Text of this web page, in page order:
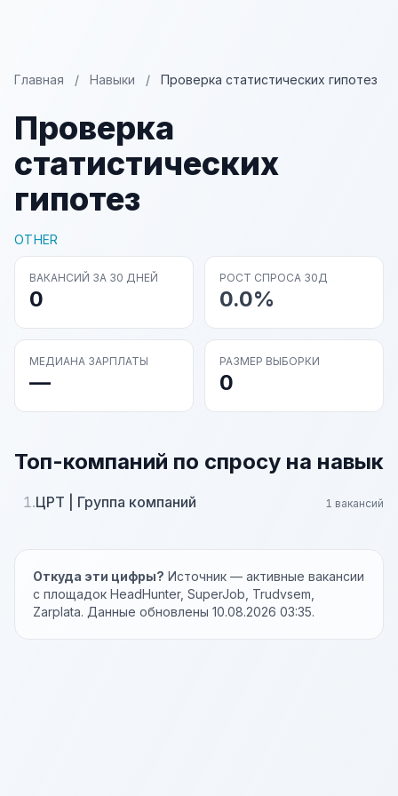
Главная / Навыки / Проверка статистических гипотез
Проверка
статистических
гипотез
OTHER
ВАКАНСИЙ ЗА 30 ДНЕЙ
0
РОСТ СПРОСА 30Д
0.0%
МЕДИАНА ЗАРПЛАТЫ
—
РАЗМЕР ВЫБОРКИ
0
Топ-компаний по спросу на навык
1.ЦРТ | Группа компаний 1 вакансий
Откуда эти цифры? Источник — активные вакансии
с площадок HeadHunter, SuperJob, Trudvsem,
Zarplata. Данные обновлены 10.08.2026 03:35.